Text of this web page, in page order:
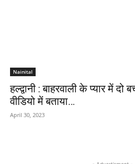
Nainital
हल्द्वानी : बाहरवाली के प्यार में दो
वीडियो में बताया…
April 30, 2023